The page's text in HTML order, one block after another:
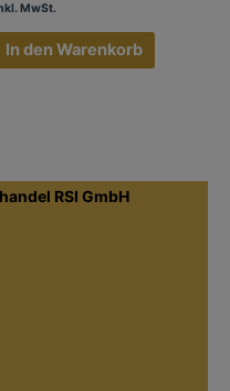
MwSt.
In den Warenkorb
RSI GmbH